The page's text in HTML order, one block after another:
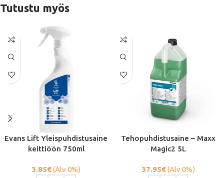
Tutustu myös
Evans Lift Yleispuhdistusaine
keittiöön 750ml
3.85€(Alv 0%)
Tehopuhdistusaine – Maxx
Magic2 5L
37.95€(Alv 0%)